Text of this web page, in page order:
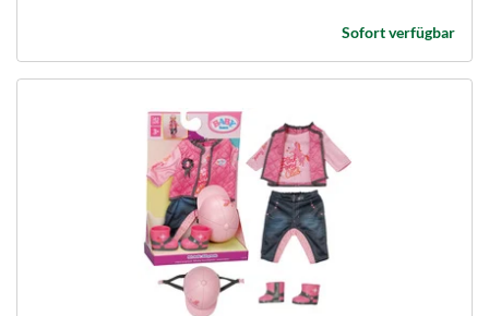
Sofort verfügbar